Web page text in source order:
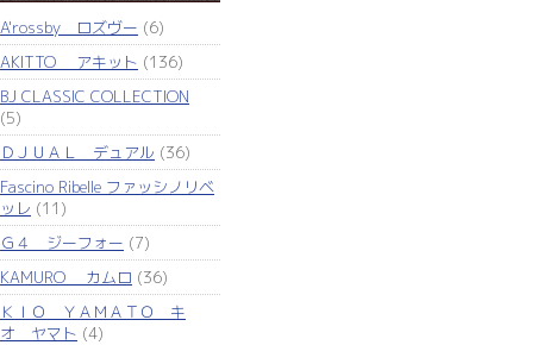
A'rossby ロズヴー (6)
AKITTO アキット (136)
BJ CLASSIC COLLECTION
(5)
ＤＪＵＡＬ デュアル (36)
Fascino Ribelle ファッシノリベ
ッレ (11)
Ｇ４ ジーフォー (7)
KAMURO カムロ (36)
ＫＩＯ ＹＡＭＡＴＯ キ
オ ヤマト (4)